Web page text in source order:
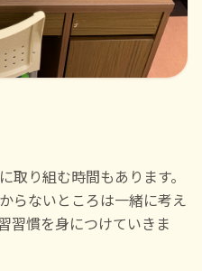
取り組む時間もあります。
らないところは一緒に考え
習慣を身につけていきま